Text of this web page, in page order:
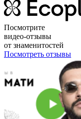
Посмотрите
видео-отзывы
от знаменитостей
Посмотреть отзывы